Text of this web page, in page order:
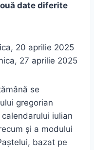
date diferite
20 aprilie 2025
27 aprilie 2025
se
gregorian
iulian
și a modului
bazat pe